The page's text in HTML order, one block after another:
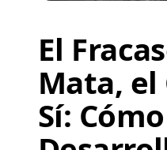
El
Mata, el
Sí: Cómo